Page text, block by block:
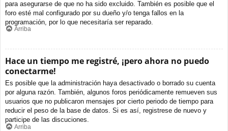
para asegurarse de que no ha sido excluido. También es posible que el
foro esté mal configurado por su dueño y/o tenga fallos en la
programación, por lo que necesitaría ser reparado.
Arriba
Hace un tiempo me registré, ¡pero ahora no puedo
conectarme!
Es posible que la administración haya desactivado o borrado su cuenta
por alguna razón. También, algunos foros periódicamente remueven sus
usuarios que no publicaron mensajes por cierto periodo de tiempo para
reducir el peso de la base de datos. Si es así, registrese de nuevo y
participe de las discuciones.
Arriba